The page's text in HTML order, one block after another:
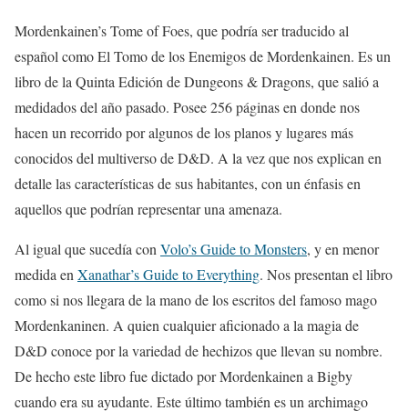
Mordenkainen’s Tome of Foes, que podría ser traducido al
español como El Tomo de los Enemigos de Mordenkainen. Es un
libro de la Quinta Edición de Dungeons & Dragons, que salió a
medidados del año pasado. Posee 256 páginas en donde nos
hacen un recorrido por algunos de los planos y lugares más
conocidos del multiverso de D&D. A la vez que nos explican en
detalle las características de sus habitantes, con un énfasis en
aquellos que podrían representar una amenaza.
Al igual que sucedía con Volo’s Guide to Monsters, y en menor
medida en Xanathar’s Guide to Everything. Nos presentan el libro
como si nos llegara de la mano de los escritos del famoso mago
Mordenkaninen. A quien cualquier aficionado a la magia de
D&D conoce por la variedad de hechizos que llevan su nombre.
De hecho este libro fue dictado por Mordenkainen a Bigby
cuando era su ayudante. Este último también es un archimago